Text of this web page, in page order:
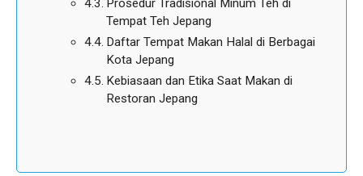
Prosedur Tradisional Minum Teh di
Tempat Teh Jepang
Daftar Tempat Makan Halal di Berbagai
Kota Jepang
Kebiasaan dan Etika Saat Makan di
Restoran Jepang